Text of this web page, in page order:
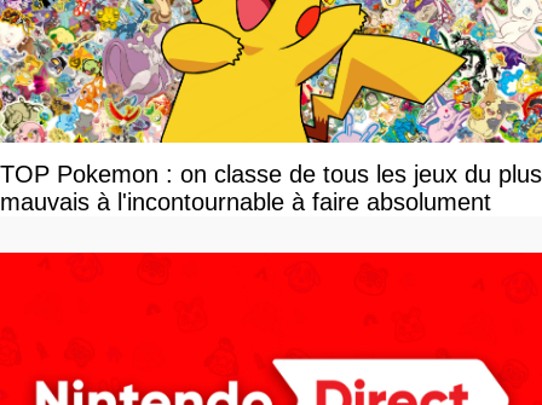
TOP Pokemon : on classe de tous les jeux du plus
mauvais à l'incontournable à faire absolument